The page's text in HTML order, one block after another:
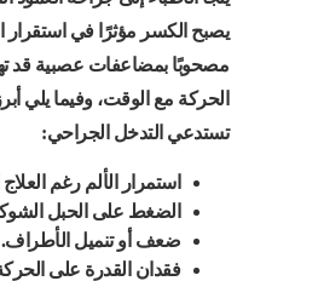
يصبح الكسر مؤثرًا في استقرار
مصحوبًا بمضاعفات عصبية قد
الحركة مع الوقت، وفيما يلي
تستدعي التدخل الجراحي:
استمرار الألم رغم
الضغط على الحبل
ضعف أو تنميل الأطراف.
فقدان القدرة على